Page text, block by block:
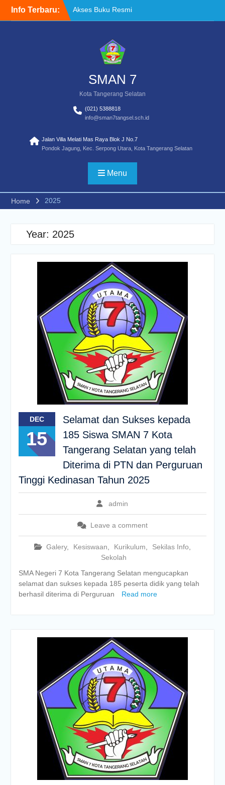
Info Terbaru:
Akses Buku Resmi
Kemendikdasmen melalui
Perbukuan Indonesia (SIBI)
WELCOME BACK TO
SMAN 7
Kota Tangerang Selatan
(021) 5388818
info@sman7tangsel.sch.id
Jalan Villa Melati Mas Raya Blok J No.7
Pondok Jagung, Kec. Serpong Utara, Kota Tangerang Selatan
Menu
Home 2025
Year: 2025
DEC
15
Selamat dan Sukses kepada
185 Siswa SMAN 7 Kota
Tangerang Selatan yang telah
Diterima di PTN dan Perguruan
Tinggi Kedinasan Tahun 2025
admin
Leave a comment
Galery, Kesiswaan Kurikulum Sekilas Info
Sekolah
SMA Negeri 7 Kota Tangerang Selatan mengucapkan
selamat dan sukses kepada 185 peserta didik yang telah
berhasil diterima di Perguruan
Read more